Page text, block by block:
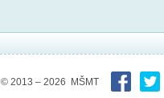
© 2013 – 2026 MŠMT